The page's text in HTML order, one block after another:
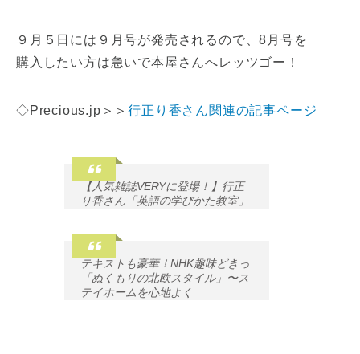
９月５日には９月号が発売されるので、8月号を
購入したい方は急いで本屋さんへレッツゴー！
◇Precious.jp＞＞行正り香さん関連の記事ページ
【人気雑誌VERYに登場！】行正
り香さん「英語の学びかた教室」
テキストも豪華！NHK趣味どきっ
「ぬくもりの北欧スタイル」〜ス
テイホームを心地よく